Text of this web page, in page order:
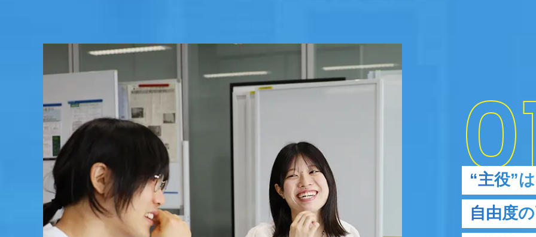
“主役”
自由度